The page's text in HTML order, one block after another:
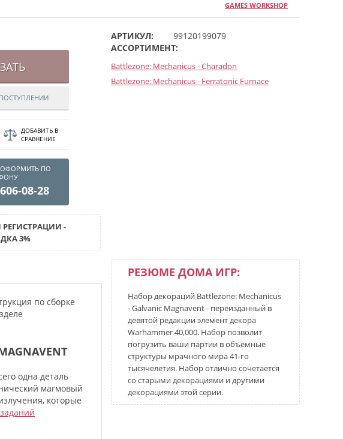
GAMES WORKSHOP
ДОБАВИТЬ В
СРАВНЕНИЕ
ПО
08-28
АРТИКУЛ:
99120199079
АССОРТИМЕНТ:
Battlezone: Mechanicus - Charadon
Battlezone: Mechanicus - Ferratonic Furnace
РЕГИСТРАЦИИ -
3%
РЕЗЮМЕ ДОМА ИГР:
Набор декораций Battlezone: Mechanicus
- Galvanic Magnavent - переизданный в
девятой редакции элемент декора
Warhammer 40,000. Набор позволит
погрузить ваши партии в объемные
структуры мрачного мира 41-го
тысячелетия. Набор отлично сочетается
со старыми декорациями и другими
декорациями этой серии.
по сборке
одна деталь
магмовый
которые